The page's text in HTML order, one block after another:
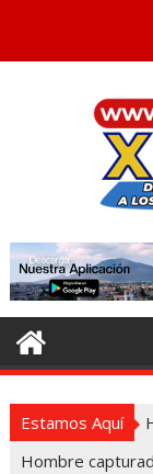
Estamos Aquí
Hombre